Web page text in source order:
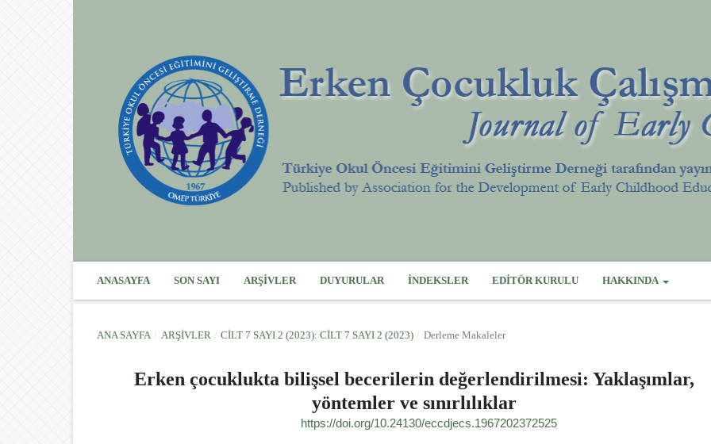
ANASAYFA SON SAYI ARŞIVLER DUYURULAR İNDEKSLER EDITÖR KURULU HAKKINDA
ANA SAYFA / ARŞIVLER / CILT 7 SAYI 2 (2023): CILT 7 SAYI 2 (2023) / Derleme Makaleler
Erken çocuklukta bilişsel becerilerin değerlendirilmesi: Yaklaşımlar,
yöntemler ve sınırlılıklar
https://doi.org/10.24130/eccdjecs.1967202372525